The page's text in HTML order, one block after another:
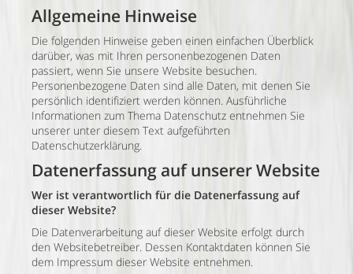
Allgemeine Hinweise
Die folgenden Hinweise geben einen einfachen Überblick
darüber, was mit Ihren personenbezogenen Daten
passiert, wenn Sie unsere Website besuchen.
Personenbezogene Daten sind alle Daten, mit denen Sie
persönlich identifiziert werden können. Ausführliche
Informationen zum Thema Datenschutz entnehmen Sie
unserer unter diesem Text aufgeführten
Datenschutzerklärung.
Datenerfassung auf unserer Website
Wer ist verantwortlich für die Datenerfassung auf
dieser Website?
Die Datenverarbeitung auf dieser Website erfolgt durch
den Websitebetreiber. Dessen Kontaktdaten können Sie
dem Impressum dieser Website entnehmen.